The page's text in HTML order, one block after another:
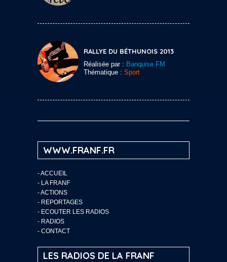
RALLYE DU BÉTHUNOIS 2013
Réalisée par : Banquise FM
Thématique : Sport
WWW.FRANF.FR
-ACCUEIL
- LA FRANF
-ACTIONS
- REPORTAGES
- ECOUTER LES RADIOS
- RADIOS
- CONTACT
LES RADIOS DE LA FRANF